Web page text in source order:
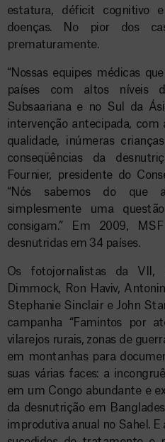
estatura, déficit cognitivo
doenças. No pior dos
prematuramente.
“Nossas equipes médicas
países com altos níveis
Subsaariana e no Sul da
intervenção antecipada, com
qualidade, inúmeras
conseqüências da
Fournier, presidente do
“Nós sabemos do que
simplesmente uma
consigam.” Em 2009,
desnutridas em 34 países.
Os fotojornalistas da VII,
Dimmock, Ron Haviv,
Stephanie Sinclair e John
campanha “Famintos por
vilarejos rurais, zonas de
em montanhas para
suas várias faces: a
em um Congo abundante e
da desnutrição em
improdutiva anual no Sahel.